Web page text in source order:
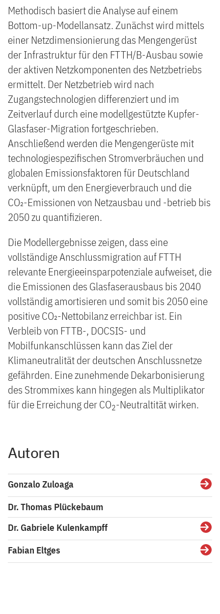
Methodisch basiert die Analyse auf einem
Bottom-up-Modellansatz. Zunächst wird mittels
einer Netzdimensionierung das Mengengerüst
der Infrastruktur für den FTTH/B-Ausbau sowie
der aktiven Netzkomponenten des Netzbetriebs
ermittelt. Der Netzbetrieb wird nach
Zugangstechnologien differenziert und im
Zeitverlauf durch eine modellgestützte Kupfer-
Glasfaser-Migration fortgeschrieben.
Anschließend werden die Mengengerüste mit
technologiespezifischen Stromverbräuchen und
globalen Emissionsfaktoren für Deutschland
verknüpft, um den Energieverbrauch und die
CO₂-Emissionen von Netzausbau und -betrieb bis
2050 zu quantifizieren.
Die Modellergebnisse zeigen, dass eine
vollständige Anschlussmigration auf FTTH
relevante Energieeinsparpotenziale aufweiset, die
die Emissionen des Glasfaserausbaus bis 2040
vollständig amortisieren und somit bis 2050 eine
positive CO₂-Nettobilanz erreichbar ist. Ein
Verbleib von FTTB-, DOCSIS- und
Mobilfunkanschlüssen kann das Ziel der
Klimaneutralität der deutschen Anschlussnetze
gefährden. Eine zunehmende Dekarbonisierung
des Strommixes kann hingegen als Multiplikator
für die Erreichung der CO2-Neutraltität wirken.
Autoren
Gonzalo Zuloaga
Dr. Thomas Plückebaum
Dr. Gabriele Kulenkampff
Fabian Eltges